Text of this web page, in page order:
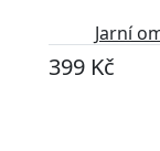
Jarní
399 Kč